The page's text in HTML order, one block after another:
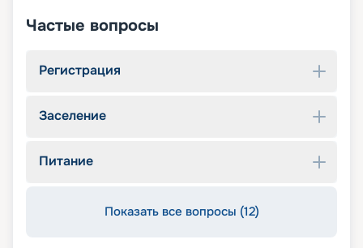
Частые вопросы
Регистрация
Заселение
Питание
Показать все вопросы (12)